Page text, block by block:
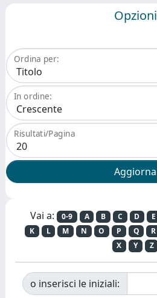
Opzioni
Ordina per:
In ordine:
Risultati/Pagina
Vai a: 0-9 A B C D E
K
L M N O P Q R
X
Y Z
o inserisci le iniziali: